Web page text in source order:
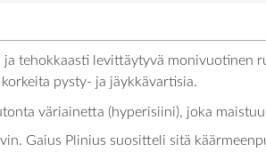
tehokkaasti levittäytyvä monivuotinen
pysty- ja jäykkävartisia.
väriainetta (hyperisiini), joka
Gaius Plinius suositteli sitä